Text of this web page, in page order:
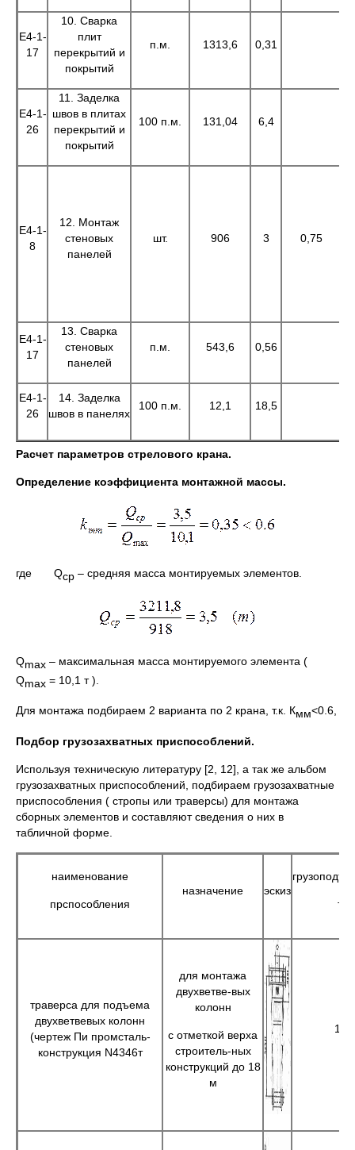
Е4-1-
17
10. Сварка
плит
перекрытий и
покрытий
п.м. 1313,6 0,31
Е4-1-
26
11. Заделка
швов в плитах
перекрытий и
покрытий
100 п.м. 131,04 6,4
Е4-1-
8
12. Монтаж
стеновых
панелей
шт. 906 3 0,75
Е4-1-
17
13. Сварка
стеновых
панелей
п.м. 543,6 0,56
Е4-1-
26
14. Заделка
швов в панелях
100 п.м. 12,1 18,5
Расчет параметров стрелового крана.
Определение коэффициента монтажной массы.
где Qср – средняя масса монтируемых элементов.
Qmax – максимальная масса монтируемого элемента (
Qmax = 10,1 т ).
Для монтажа подбираем 2 варианта по 2 крана, т.к. Кмм<0.6,
Подбор грузозахватных приспособлений.
Используя техническую литературу [2, 12], а так же альбом
грузозахватных приспособлений, подбираем грузозахватные
приспособления ( стропы или траверсы) для монтажа
сборных элементов и составляют сведения о них в
табличной форме.
наименование
прспособления
назначение эскиз
т.
траверса для подъема
двухветвевых колонн
(чертеж Пи промсталь-
конструкция N4346т
для монтажа
двухветве-вых
колонн
с отметкой верха
строитель-ных
конструкций до 18
м
15